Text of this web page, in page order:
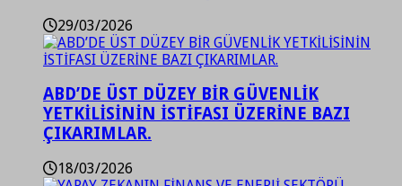
29/03/2026
ABD’DE ÜST DÜZEY BİR GÜVENLİK
YETKİLİSİNİN İSTİFASI ÜZERİNE BAZI
ÇIKARIMLAR.
18/03/2026